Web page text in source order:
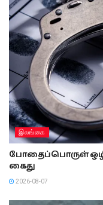
இலங்கை
போதைப்பொருள்
கைது
2026-08-07